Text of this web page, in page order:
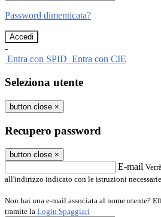
Password dimenticata?
-
Entra con SPID Entra con CIE
Seleziona utente
button close ×
Recupero password
button close ×
E-mail
all'indirizzo indicato con le istruzioni
Non hai una e-mail associata al nome utente?
tramite la Login Spaggiari